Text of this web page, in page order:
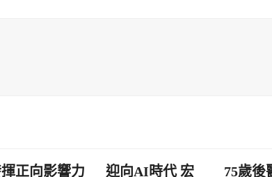
正向影響力
迎向AI時代 宏
75歲後